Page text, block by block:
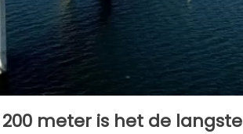
meter is het de langste